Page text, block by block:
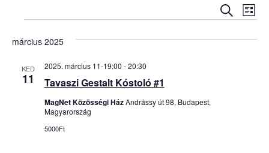
március 2025
KED
11 Tavaszi Gestalt Kóstoló #1
2025. március 11-19:00 -20:30
MagNet Közösségi HázAndrássy út 98, Budapest,
Magyarország
5000Ft